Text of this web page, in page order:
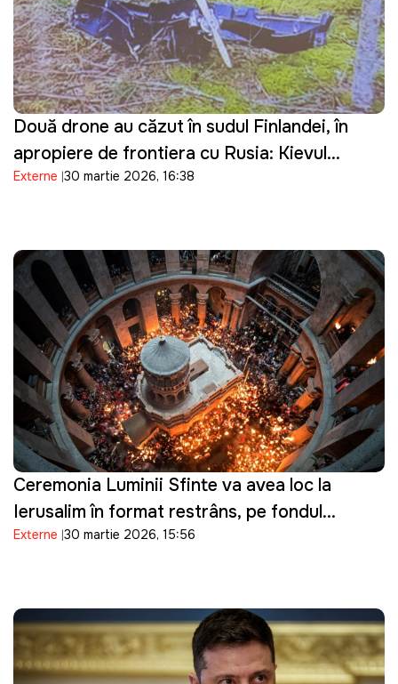
Două drone au căzut în sudul Finlandei, în
apropiere de frontiera cu Rusia: Kievul
prezintă scuze
Externe 30 martie 2026, 16:38
Ceremonia Luminii Sfinte va avea loc la
Ierusalim în format restrâns, pe fondul
tensiunilor de securitate
Externe 30 martie 2026, 15:56